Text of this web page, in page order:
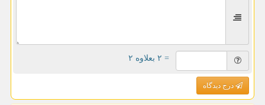
= ۲ بعلاوه ۲
درج دیدگاه